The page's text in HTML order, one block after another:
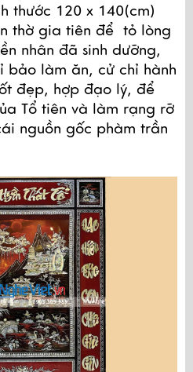
thước 120 x 140(cm)
thờ gia tiên để tỏ lòng
nhân đã sinh dưỡng,
bảo làm ăn, cử chỉ hành
đẹp, hợp đạo lý, để
Tổ tiên và làm rạng rỡ
nguồn gốc phàm trần